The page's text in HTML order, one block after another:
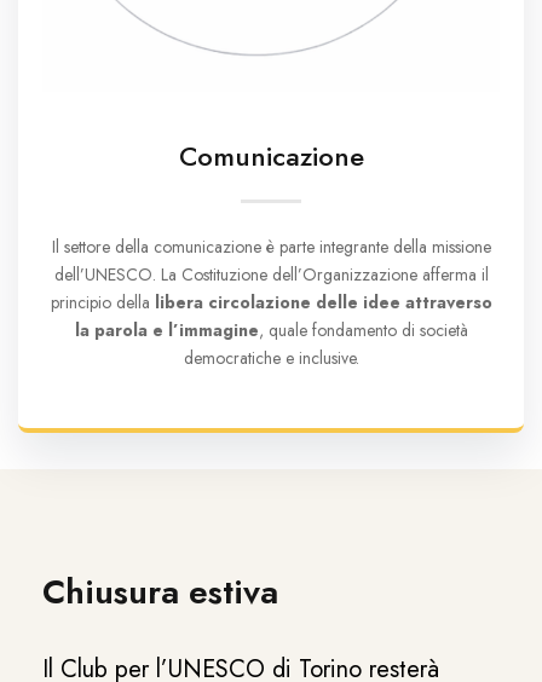
Comunicazione
Il settore della comunicazione è parte integrante della missione
dell’UNESCO. La Costituzione dell’Organizzazione afferma il
principio della libera circolazione delle idee attraverso
la parola e l’immagine, quale fondamento di società
democratiche e inclusive.
Chiusura estiva
Il Club per l’UNESCO di Torino resterà